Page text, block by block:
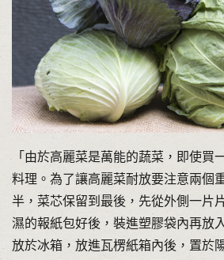
「由於高麗菜是萬能的蔬菜，即使買
料理。為了讓高麗菜耐放要注意兩個
半，菜芯保留到最後，先從外側一片
濕的報紙包好後，裝進塑膠袋內再放
放於冰箱，放進瓦楞紙箱內後，置於